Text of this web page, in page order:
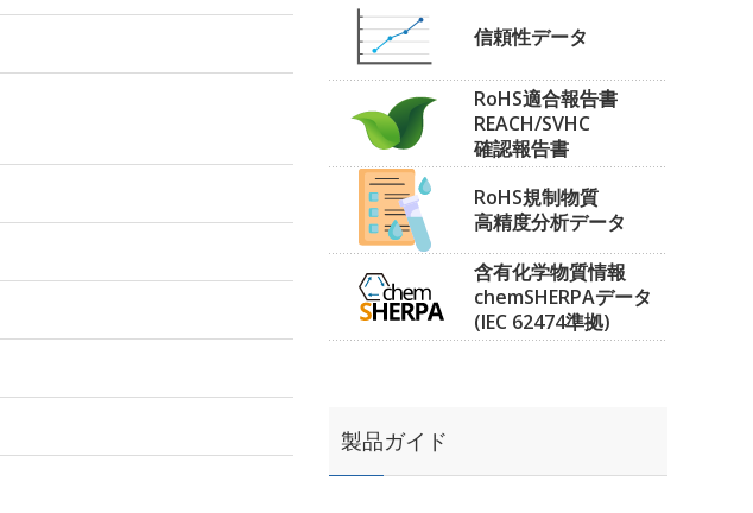
信頼性データ
RoHS適合報告書
REACH/SVHC
確認報告書
RoHS規制物質
高精度分析データ
含有化学物質情報
chemSHERPAデータ
(IEC 62474準拠)
製品ガイド